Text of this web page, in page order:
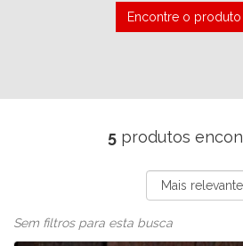
Encontre o produto
5 produtos
Sem filtros para esta busca